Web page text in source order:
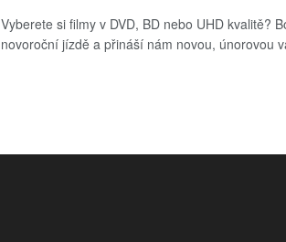
Vyberete si filmy v DVD, BD nebo UHD kvalitě?
novoroční jízdě a přináší nám novou, únorovou